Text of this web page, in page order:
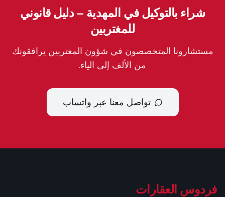
شراء بالتوكيل في المهدية – دليل قانوني
للمغتربين
مستشارونا المتخصصون في شؤون المغتربين يرافقونك
من الألف إلى الياء.
تواصل معنا عبر واتساب
فردوس العقارات